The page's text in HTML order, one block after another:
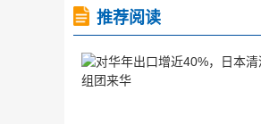
推荐阅读